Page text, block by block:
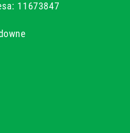
11673847